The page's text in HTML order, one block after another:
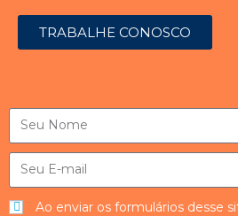
TRABALHE CONOSCO
Ao enviar os formulários desse